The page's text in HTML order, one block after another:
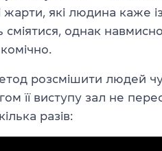
жарти, які людина каже
сміятися, однак
розсмішити людей
її виступу зал не
разів: